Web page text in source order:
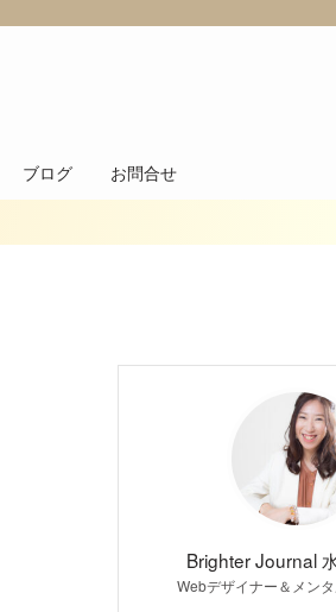
ブログ お問合せ
Brighter Journal
Webデザイナー＆メン